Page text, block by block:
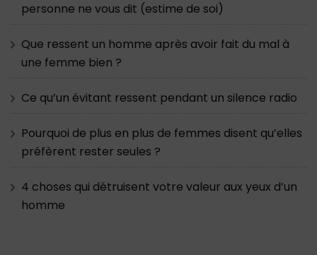
personne ne vous dit (estime de soi)
Que ressent un homme après avoir fait du mal à
une femme bien ?
Ce qu’un évitant ressent pendant un silence radio
Pourquoi de plus en plus de femmes disent qu’elles
préfèrent rester seules ?
4 choses qui détruisent votre valeur aux yeux d’un
homme